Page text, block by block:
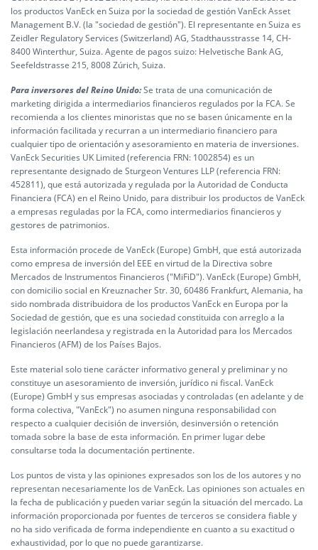
los productos VanEck en Suiza por la sociedad de gestión VanEck Asset
Management B.V. (la "sociedad de gestión"). El representante en Suiza es
Zeidler Regulatory Services (Switzerland) AG, Stadthausstrasse 14, CH-
8400 Winterthur, Suiza. Agente de pagos suizo: Helvetische Bank AG,
Seefeldstrasse 215, 8008 Zúrich, Suiza.
Para inversores del Reino Unido:Se trata de una comunicación de
marketing dirigida a intermediarios financieros regulados por la FCA. Se
recomienda a los clientes minoristas que no se basen únicamente en la
información facilitada y recurran a un intermediario financiero para
cualquier tipo de orientación y asesoramiento en materia de inversiones.
VanEck Securities UK Limited (referencia FRN: 1002854) es un
representante designado de Sturgeon Ventures LLP (referencia FRN:
452811), que está autorizada y regulada por la Autoridad de Conducta
Financiera (FCA) en el Reino Unido, para distribuir los productos de VanEck
a empresas reguladas por la FCA, como intermediarios financieros y
gestores de patrimonios.
Esta información procede de VanEck (Europe) GmbH, que está autorizada
como empresa de inversión del EEE en virtud de la Directiva sobre
Mercados de Instrumentos Financieros ("MiFiD"). VanEck (Europe) GmbH,
con domicilio social en Kreuznacher Str. 30, 60486 Frankfurt, Alemania, ha
sido nombrada distribuidora de los productos VanEck en Europa por la
Sociedad de gestión, que es una sociedad constituida con arreglo a la
legislación neerlandesa y registrada en la Autoridad para los Mercados
Financieros (AFM) de los Países Bajos.
Este material solo tiene carácter informativo general y preliminar y no
constituye un asesoramiento de inversión, jurídico ni fiscal. VanEck
(Europe) GmbH y sus empresas asociadas y controladas (en adelante y de
forma colectiva, "VanEck") no asumen ninguna responsabilidad con
respecto a cualquier decisión de inversión, desinversión o retención
tomada sobre la base de esta información. En primer lugar debe
consultarse toda la documentación pertinente.
Los puntos de vista y las opiniones expresados son los de los autores y no
representan necesariamente los de VanEck. Las opiniones son actuales en
la fecha de publicación y pueden variar según la situación del mercado. La
información proporcionada por fuentes de terceros se considera fiable y
no ha sido verificada de forma independiente en cuanto a su exactitud o
exhaustividad, por lo que no puede garantizarse.